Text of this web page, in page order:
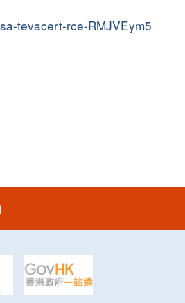
tevacert-rce-RMJVEym5